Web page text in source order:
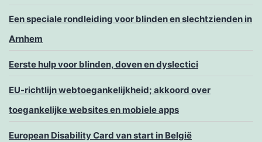
Een speciale rondleiding voor blinden en slechtzienden in
Arnhem
Eerste hulp voor blinden, doven en dyslectici
EU-richtlijn webtoegankelijkheid; akkoord over
toegankelijke websites en mobiele apps
European Disability Card van start in België